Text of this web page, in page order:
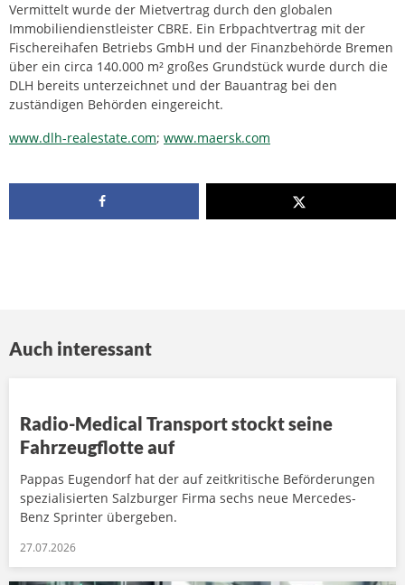
Vermittelt wurde der Mietvertrag durch den globalen
Immobiliendienstleister CBRE. Ein Erbpachtvertrag mit der
Fischereihafen Betriebs GmbH und der Finanzbehörde Bremen
über ein circa 140.000 m² großes Grundstück wurde durch die
DLH bereits unterzeichnet und der Bauantrag bei den
zuständigen Behörden eingereicht.
www.dlh-realestate.com; www.maersk.com
Auch interessant
Radio-Medical Transport stockt seine
Fahrzeugflotte auf
Pappas Eugendorf hat der auf zeitkritische Beförderungen
spezialisierten Salzburger Firma sechs neue Mercedes-
Benz Sprinter übergeben.
27.07.2026